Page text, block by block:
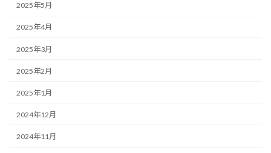
2025年5月
2025年4月
2025年3月
2025年2月
2025年1月
2024年12月
2024年11月